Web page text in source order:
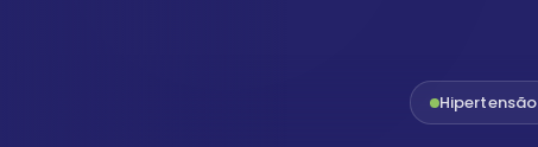
Hipertensão